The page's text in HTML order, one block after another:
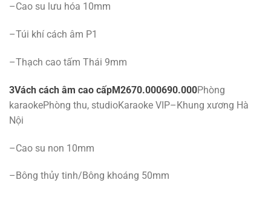
–Cao su lưu hóa 10mm
–Túi khí cách âm P1
–Thạch cao tấm Thái 9mm
3Vách cách âm cao cấpM2670.000690.000Phòng
karaokePhòng thu, studioKaraoke VIP–Khung xương Hà
Nội
–Cao su non 10mm
–Bông thủy tinh/Bông khoáng 50mm